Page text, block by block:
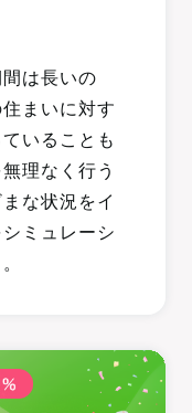
は長いの
まいに対す
いることも
理なく行う
な状況をイ
ミュレーシ